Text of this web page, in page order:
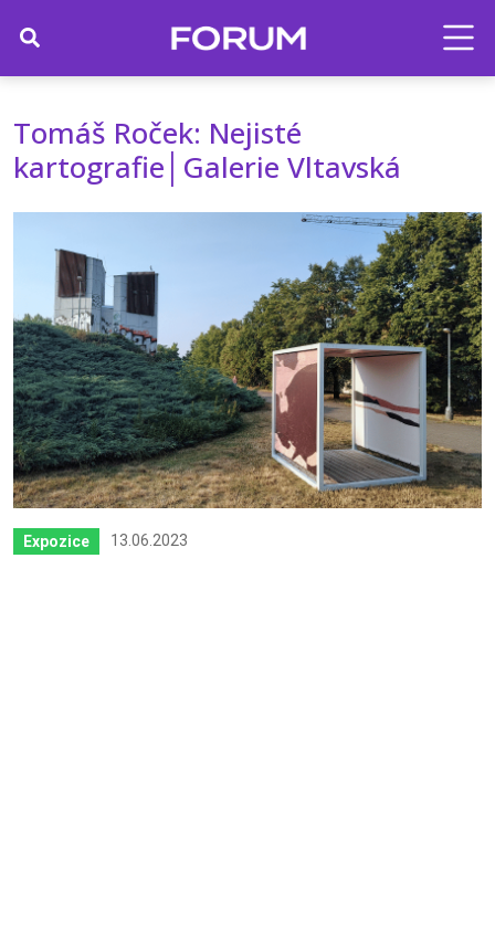
Tomáš Roček: Nejisté
kartografie│Galerie Vltavská
Expozice 13.06.2023